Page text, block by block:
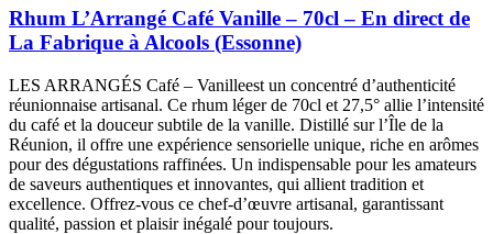
Rhum L’Arrangé Café Vanille – 70cl – En direct de
La Fabrique à Alcools (Essonne)
LES ARRANGÉS Café – Vanilleest un concentré d’authenticité
réunionnaise artisanal. Ce rhum léger de 70cl et 27,5° allie l’intensité
du café et la douceur subtile de la vanille. Distillé sur l’Île de la
Réunion, il offre une expérience sensorielle unique, riche en arômes
pour des dégustations raffinées. Un indispensable pour les amateurs
de saveurs authentiques et innovantes, qui allient tradition et
excellence. Offrez-vous ce chef-d’œuvre artisanal, garantissant
qualité, passion et plaisir inégalé pour toujours.